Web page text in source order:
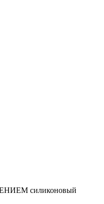
силиконовый